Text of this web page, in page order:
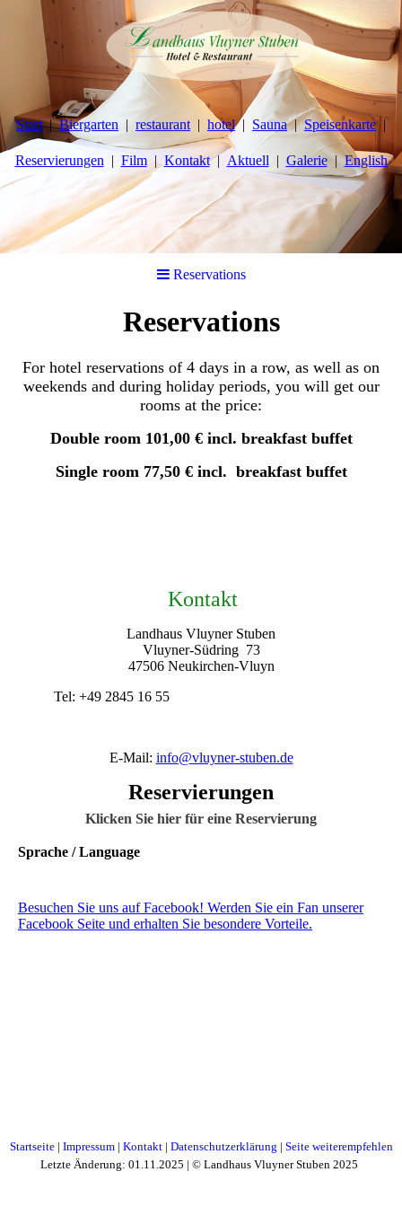
Start Biergarten restaurant hotel Sauna Speisenkarte
Reservierungen Film Kontakt Aktuell Galerie English
Reservations
Reservations
For hotel reservations of 4 days in a row, as well as on
weekends and during holiday periods, you will get our
rooms at the price:
Double room 101,00 € incl. breakfast buffet
Single room 77,50 € incl. breakfast buffet
Kontakt
Landhaus Vluyner Stuben
Vluyner-Südring 73
47506 Neukirchen-Vluyn
Tel: +49 2845 16 55
E-Mail: info@vluyner-stuben.de
Reservierungen
Klicken Sie hier für eine Reservierung
Sprache / Language
Besuchen Sie uns auf Facebook! Werden Sie ein Fan unserer
Facebook Seite und erhalten Sie besondere Vorteile.
Startseite| Impressum| Kontakt| Datenschutzerklärung | Seite weiterempfehlen
Letzte Änderung: 01.11.2025 | © Landhaus Vluyner Stuben 2025